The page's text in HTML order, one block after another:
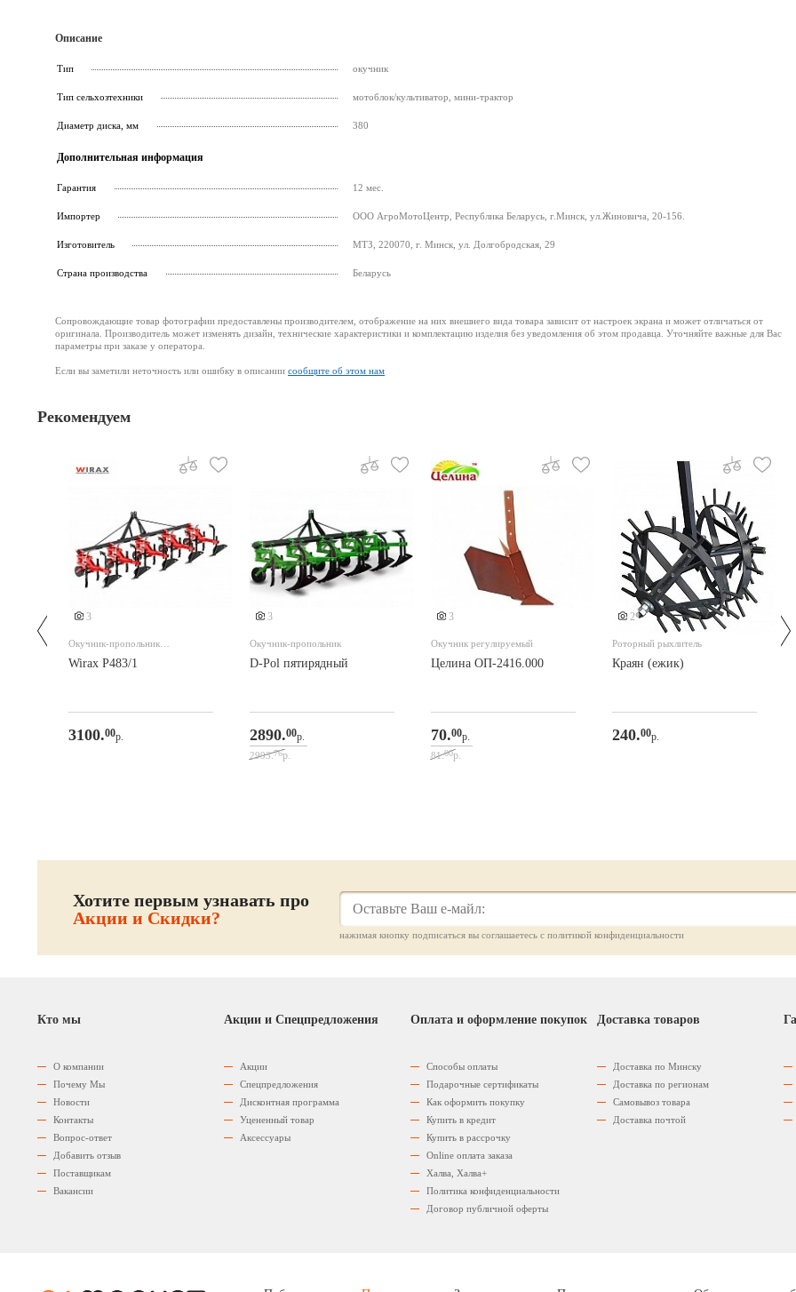
Описание
Тип окучник
Тип сельхозтехники мотоблок/культиватор, мини-трактор
Диаметр диска, мм 380
Дополнительная информация
Гарантия 12 мес.
Импортер ООО АгроМотоЦентр, Республика Беларусь, г.Минск, ул.Жиновича, 20-156.
Изготовитель МТЗ, 220070, г. Минск, ул. Долгобродская, 29
Страна производства Беларусь
Сопровождающие товар фотографии предоставлены производителем, отображение на них внешнего вида товара зависит от настроек экрана и может отличаться от
оригинала. Производитель может изменять дизайн, технические характеристики и комплектацию изделия без уведомления об этом продавца. Уточняйте важные для Вас
параметры при заказе у оператора.
Если вы заметили неточность или ошибку в описании сообщите об этом нам
Рекомендуем
3
Окучник-пропольник
Wirax P483/1
3100.00р.
3
Окучник-пропольник
D-Pol пятирядный
2890.00р.
2993.76р.
3
Окучник регулируемый
Целина ОП-2416.000
70.00р.
81.00р.
2
Роторный рыхлитель
Краян (ежик)
240.00р.
Хотите первым узнавать про
Акции и Скидки?
нажимая кнопку подписаться вы соглашаетесь с политикой конфиденциальности
Кто мы
О компании
Почему Мы
Новости
Контакты
Вопрос-ответ
Добавить отзыв
Поставщикам
Вакансии
Акции и Спецпредложения
Акции
Спецпредложения
Дисконтная программа
Уцененный товар
Аксессуары
Оплата и оформление покупок
Способы оплаты
Подарочные сертификаты
Как оформить покупку
Купить в кредит
Купить в рассрочку
Оnline оплата заказа
Халва, Халва+
Политика конфиденциальности
Договор публичной оферты
Доставка товаров
Доставка по Минску
Доставка по регионам
Самовывоз товара
Доставка почтой